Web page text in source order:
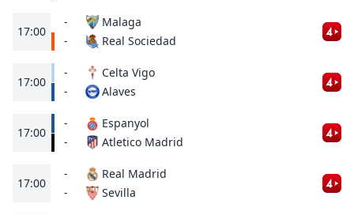
17:00
-
-
Malaga
Real Sociedad
17:00
-
-
Celta Vigo
Alaves
17:00
-
-
Espanyol
Atletico Madrid
17:00
-
-
Real Madrid
Sevilla